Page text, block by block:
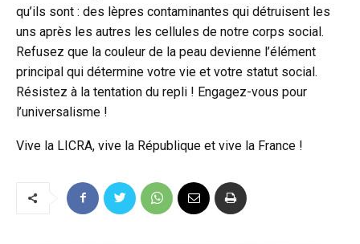
qu’ils sont : des lèpres contaminantes qui détruisent les
uns après les autres les cellules de notre corps social.
Refusez que la couleur de la peau devienne l’élément
principal qui détermine votre vie et votre statut social.
Résistez à la tentation du repli ! Engagez-vous pour
l’universalisme !
Vive la LICRA, vive la République et vive la France !